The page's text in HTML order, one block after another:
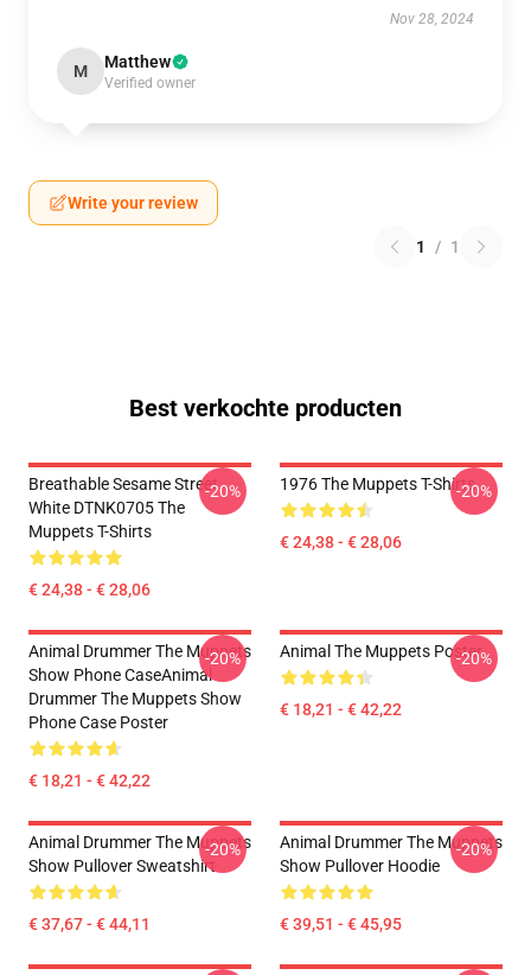
Nov 28, 2024
M Matthew
Verified owner
Write your review
1 / 1
Best verkochte producten
Breathable Sesame Street
White DTNK0705 The
Muppets T-Shirts
€ 24,38 - € 28,06
-20% 1976 The Muppets T-Shirts
€ 24,38 - € 28,06
-20%
Animal Drummer The Muppets
Show Phone CaseAnimal
Drummer The Muppets Show
Phone Case Poster
€ 18,21 - € 42,22
-20% Animal The Muppets Poster
€ 18,21 - € 42,22
-20%
Animal Drummer The Muppets
Show Pullover Sweatshirt
€ 37,67 - € 44,11
-20%
Animal Drummer The Muppets
Show Pullover Hoodie
€ 39,51 - € 45,95
-20%